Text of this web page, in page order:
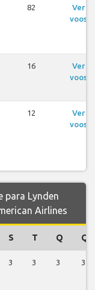
82
Ver
voos
16
Ver
voos
12
Ver
voos
para Lynden
Airlines
S T Q Q
3 3 3 3